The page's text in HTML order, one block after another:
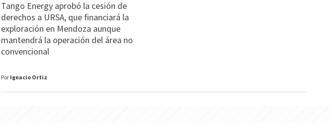
Tango Energy aprobó la cesión de
derechos a URSA, que financiará la
exploración en Mendoza aunque
mantendrá la operación del área no
convencional
Por Ignacio Ortiz